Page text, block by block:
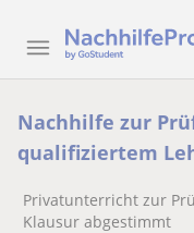
Nachhilfe zur
qualifiziertem
Privatunterricht zur
Klausur abgestimmt